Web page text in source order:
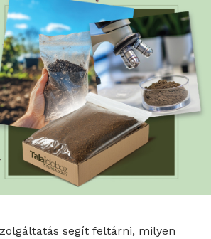
segít feltárni, milyen